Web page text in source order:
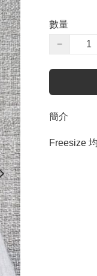
數量
−
簡介
Freesize